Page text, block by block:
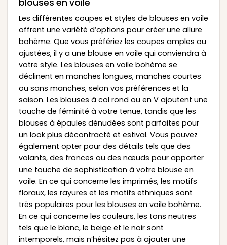
blouses en voile
Les différentes coupes et styles de blouses en voile
offrent une variété d’options pour créer une allure
bohème. Que vous préfériez les coupes amples ou
ajustées, il y a une blouse en voile qui conviendra à
votre style. Les blouses en voile bohème se
déclinent en manches longues, manches courtes
ou sans manches, selon vos préférences et la
saison. Les blouses à col rond ou en V ajoutent une
touche de féminité à votre tenue, tandis que les
blouses à épaules dénudées sont parfaites pour
un look plus décontracté et estival. Vous pouvez
également opter pour des détails tels que des
volants, des fronces ou des nœuds pour apporter
une touche de sophistication à votre blouse en
voile. En ce qui concerne les imprimés, les motifs
floraux, les rayures et les motifs ethniques sont
très populaires pour les blouses en voile bohème.
En ce qui concerne les couleurs, les tons neutres
tels que le blanc, le beige et le noir sont
intemporels, mais n’hésitez pas à ajouter une